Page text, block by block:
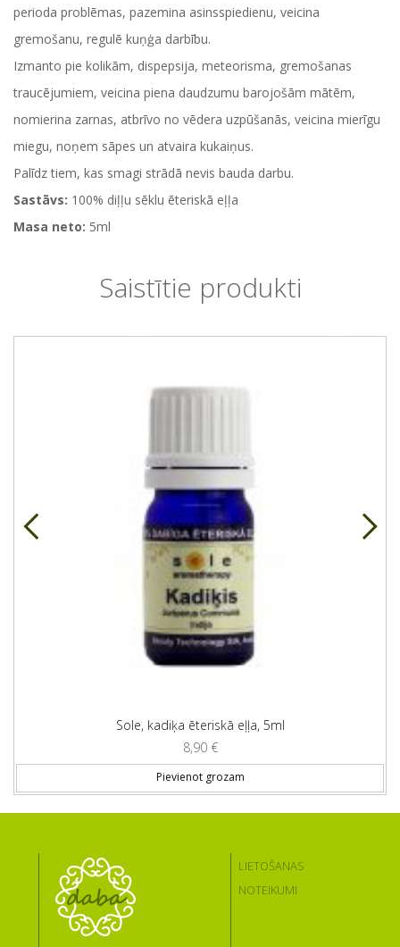
perioda problēmas, pazemina asinsspiedienu, veicina
gremošanu, regulē kuņģa darbību.
Izmanto pie kolikām, dispepsija, meteorisma, gremošanas
traucējumiem, veicina piena daudzumu barojošām mātēm,
nomierina zarnas, atbrīvo no vēdera uzpūšanās, veicina mierīgu
miegu, noņem sāpes un atvaira kukaiņus.
Palīdz tiem, kas smagi strādā nevis bauda darbu.
Sastāvs: 100% diļļu sēklu ēteriskā eļļa
Masa neto: 5ml
Saistītie produkti
Sole, kadiķa ēteriskā eļļa, 5ml
8,90 €
Pievienot grozam
LIETOŠANAS
NOTEIKUMI